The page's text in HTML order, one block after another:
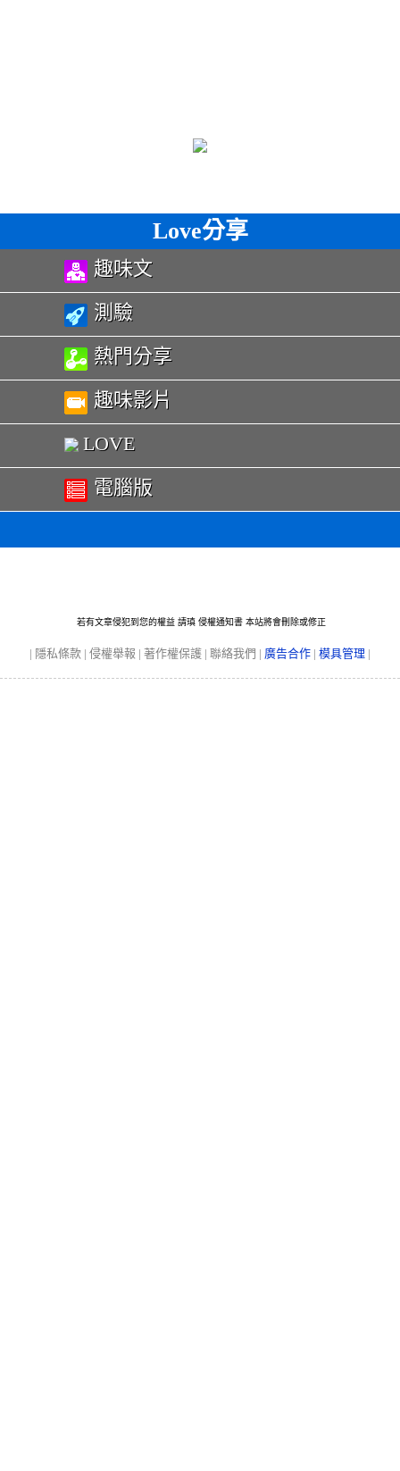
Love分享
趣味文
測驗
熱門分享
趣味影片
LOVE
電腦版
若有文章侵犯到您的權益 請瑱 侵權通知書 本站將會刪除或修正
| 隱私條款 | 侵權舉報 | 著作權保護 | 聯絡我們 | 廣告合作 | 模具管理 |